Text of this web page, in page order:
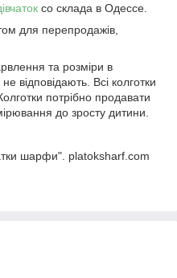
со склада в Одессе.
для перепродажів,
та розміри в
відповідають. Всі колготки
потрібно продавати
до зросту дитини.
шарфи". platoksharf.com